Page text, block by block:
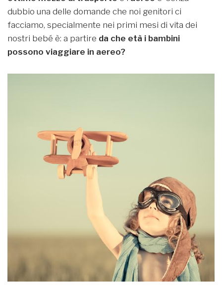
dubbio una delle domande che noi genitori ci
facciamo, specialmente nei primi mesi di vita dei
nostri bebé è: a partire da che età i bambini
possono viaggiare in aereo?